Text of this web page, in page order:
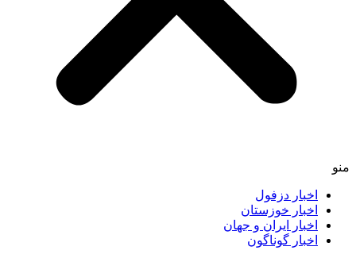
منو
اخبار دزفول
اخبار خوزستان
اخبار ایران و جهان
اخبار گوناگون